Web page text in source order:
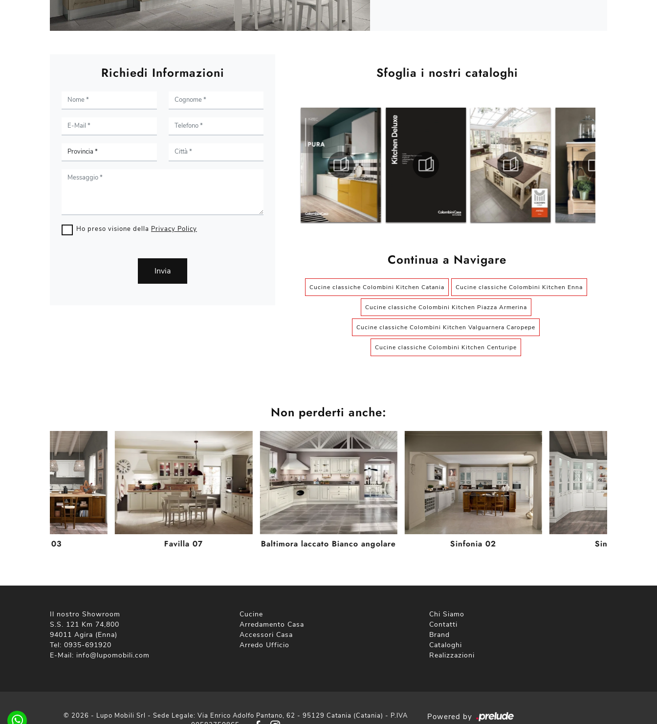
Sfoglia i nostri cataloghi
Continua a Navigare
Cucine classiche Colombini Kitchen Catania Cucine classiche Colombini Kitchen Enna
Cucine classiche Colombini Kitchen Piazza Armerina
Cucine classiche Colombini Kitchen Valguarnera Caropepe
Cucine classiche Colombini Kitchen Centuripe
Richiedi Informazioni
Ho preso visione della Privacy Policy
Invia
Non perderti anche:
Sinfonia 03 Favilla 07 Baltimora laccato Bianco angolare Sinfonia 02 Sinfonia 03
Il nostro Showroom
S.S. 121 Km 74,800
94011 Agira (Enna)
Tel: 0935-691920
E-Mail: info@lupomobili.com
Cucine
Arredamento Casa
Accessori Casa
Arredo Ufficio
Chi Siamo
Contatti
Brand
Cataloghi
Realizzazioni
© 2026 - Lupo Mobili Srl - Sede Legale: Via Enrico Adolfo Pantano, 62 - 95129 Catania (Catania) - P.IVA
Powered by